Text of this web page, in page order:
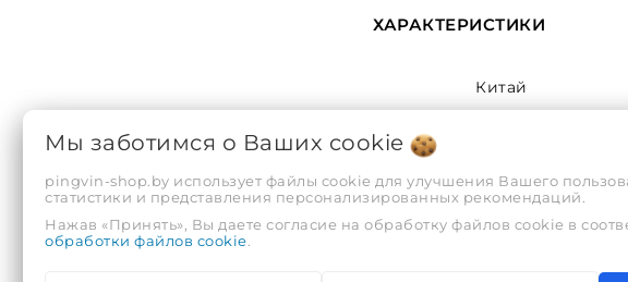
ХАРАКТЕРИСТИКИ
Китай
СООО «ТД
-
Мы заботимся о Ваших cookie
pingvin-shop.by использует файлы cookie для улучшения Вашего
статистики и представления персонализированных рекомендаций.
Нажав «Принять», Вы даете согласие на обработку файлов cookie в
обработки файлов cookie.